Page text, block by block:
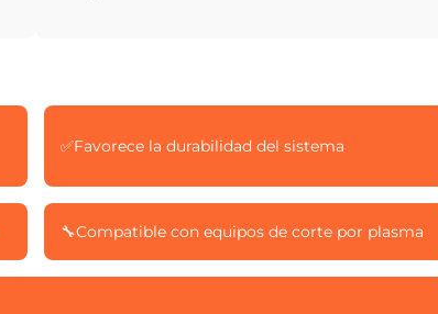
✅Favorece la durabilidad del sistema
🔧Compatible con equipos de corte por plasma